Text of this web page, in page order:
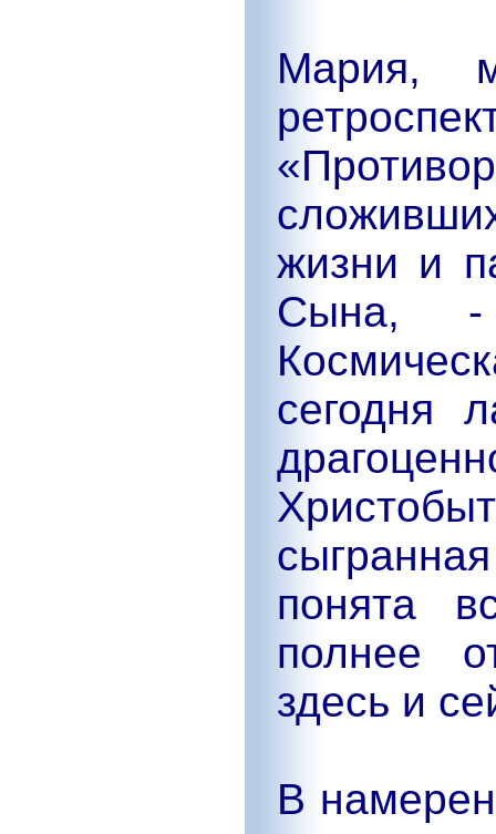
Мария,
жизни и
Сына, -
сегодня
понята
полнее
здесь и
В